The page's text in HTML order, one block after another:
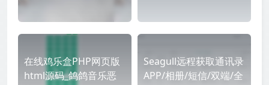
在线鸡乐盒PHP网页版
html源码_鸽鸽音乐恶
Seagull远程获取通讯录
APP/相册/短信/双端/全